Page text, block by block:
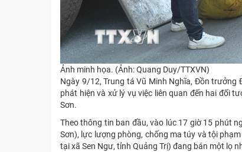
Ảnh minh họa. (Ảnh: Quang Duy/TTXVN)
Ngày 9/12, Trung tá Vũ Minh Nghĩa, Đồn trưởng
phát hiện và xử lý vụ việc liên quan đến hai đối
Sơn.
Theo thông tin ban đầu, vào lúc 17 giờ 15 phút
Sơn), lực lượng phòng, chống ma túy và tội
tại xã Sen Ngư, tỉnh Quảng Trị) đang bán một lọ